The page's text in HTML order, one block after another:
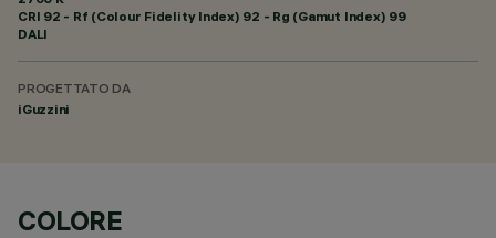
CRI 92 - Rf (Colour Fidelity Index) 92 - Rg (Gamut Index) 99
DALI
PROGETTATO DA
iGuzzini
COLORE